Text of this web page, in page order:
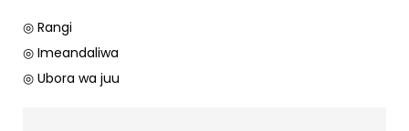
◎ Rangi
◎ Imeandaliwa
◎ Ubora wa juu